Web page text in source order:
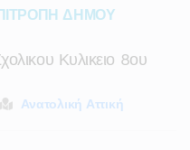
ΔΗΜΟΥ
Κυλικειο 8ου
Ανατολική Αττική